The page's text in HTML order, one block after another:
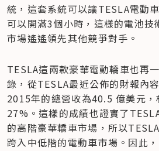
統，這套系統可以讓TESLA電動
可以開滿3個小時，這樣的電池技
市場遙遙領先其他競爭對手。
TESLA這兩款豪華電動轎車也再
錄，從TESLA最近公佈的財報內
2015年的總營收為40.5 億美元
27%。這樣的成績也證實了
的高階豪華轎車市場，所以
跨入中低階的電動車市場。因此